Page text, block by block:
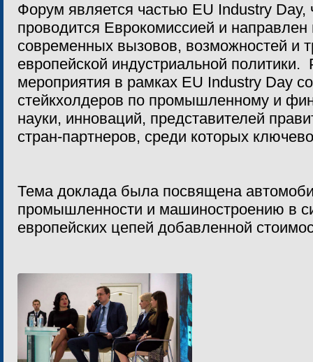
Форум является частью EU Industry Day,
проводится Еврокомиссией и
современных вызовов, возможностей и
европейской индустриальной политики.
мероприятия в рамках EU Industry Day
стейкхолдеров по промышленному и
науки, инноваций, представителей
стран-партнеров, среди которых
Тема доклада была посвящена
промышленности и машиностроению в
европейских цепей добавленной